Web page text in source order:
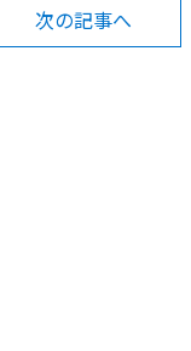
次の記事へ